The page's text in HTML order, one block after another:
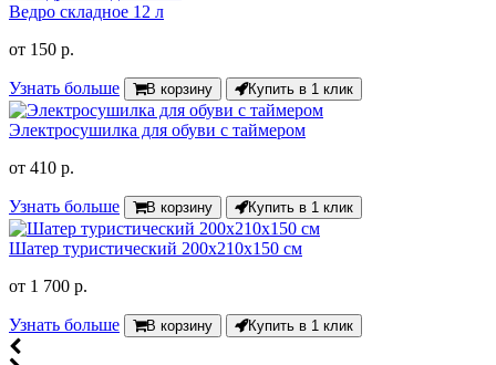
Ведро складное 12 л
от 150 р.
Узнать больше В корзину Купить в 1 клик
Электросушилка для обуви с таймером
от 410 р.
Узнать больше В корзину Купить в 1 клик
Шатер туристический 200х210х150 см
от 1 700 р.
Узнать больше В корзину Купить в 1 клик